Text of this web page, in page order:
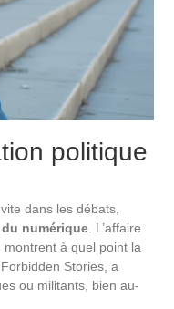
politique
dans les débats,
numérique . L’affaire
montrent à quel point la
Stories, a
ou militants, bien au-